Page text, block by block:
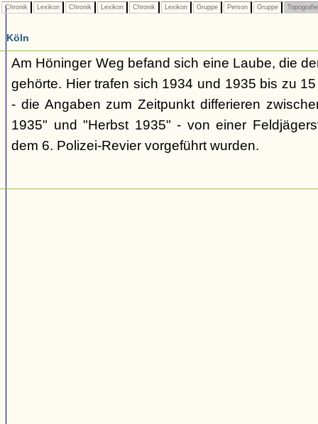
Chronik Lexikon Chronik Lexikon Chronik Lexikon Gruppe Person Gruppe
Köln
Am Höninger Weg befand sich eine Laube, die
gehörte. Hier trafen sich 1934 und 1935 bis zu
- die Angaben zum Zeitpunkt differieren
1935" und "Herbst 1935" - von einer
dem 6. Polizei-Revier vorgeführt wurden.